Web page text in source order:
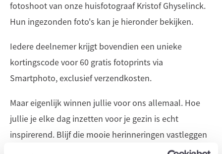
fotoshoot van onze huisfotograaf Kristof Ghyselinck.
Hun ingezonden foto's kan je hieronder bekijken.
Iedere deelnemer krijgt bovendien een unieke
kortingscode voor 60 gratis fotoprints via
Smartphoto, exclusief verzendkosten.
Maar eigenlijk winnen jullie voor ons allemaal. Hoe
jullie je elke dag inzetten voor je gezin is echt
inspirerend. Blijf die mooie herinneringen vastleggen